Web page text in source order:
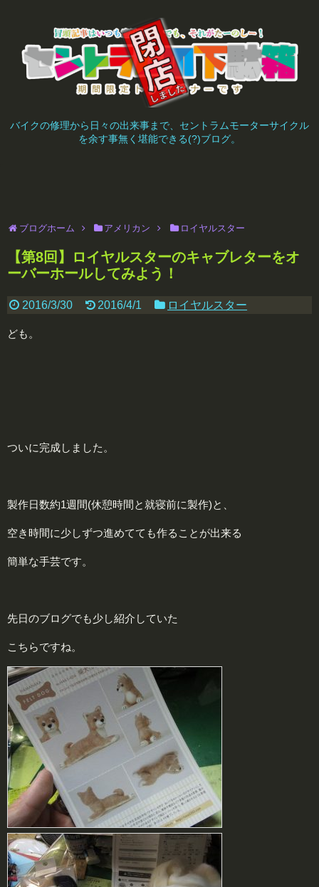
バイクの修理から日々の出来事まで、セントラムモーターサイクル
を余す事無く堪能できる(?)ブログ。
ブログホーム アメリカン ロイヤルスター
【第8回】ロイヤルスターのキャブレターをオ
ーバーホールしてみよう！
2016/3/30 2016/4/1 ロイヤルスター
ども。
ついに完成しました。
製作日数約1週間(休憩時間と就寝前に製作)と、
空き時間に少しずつ進めてても作ることが出来る
簡単な手芸です。
先日のブログでも少し紹介していた
こちらですね。